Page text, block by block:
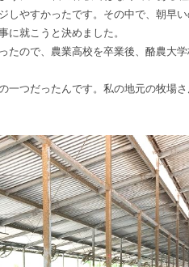
しやすかったです。その中で、朝早
に就こうと決めました。
たので、農業高校を卒業後、酪農大
一つだったんです。私の地元の牧場